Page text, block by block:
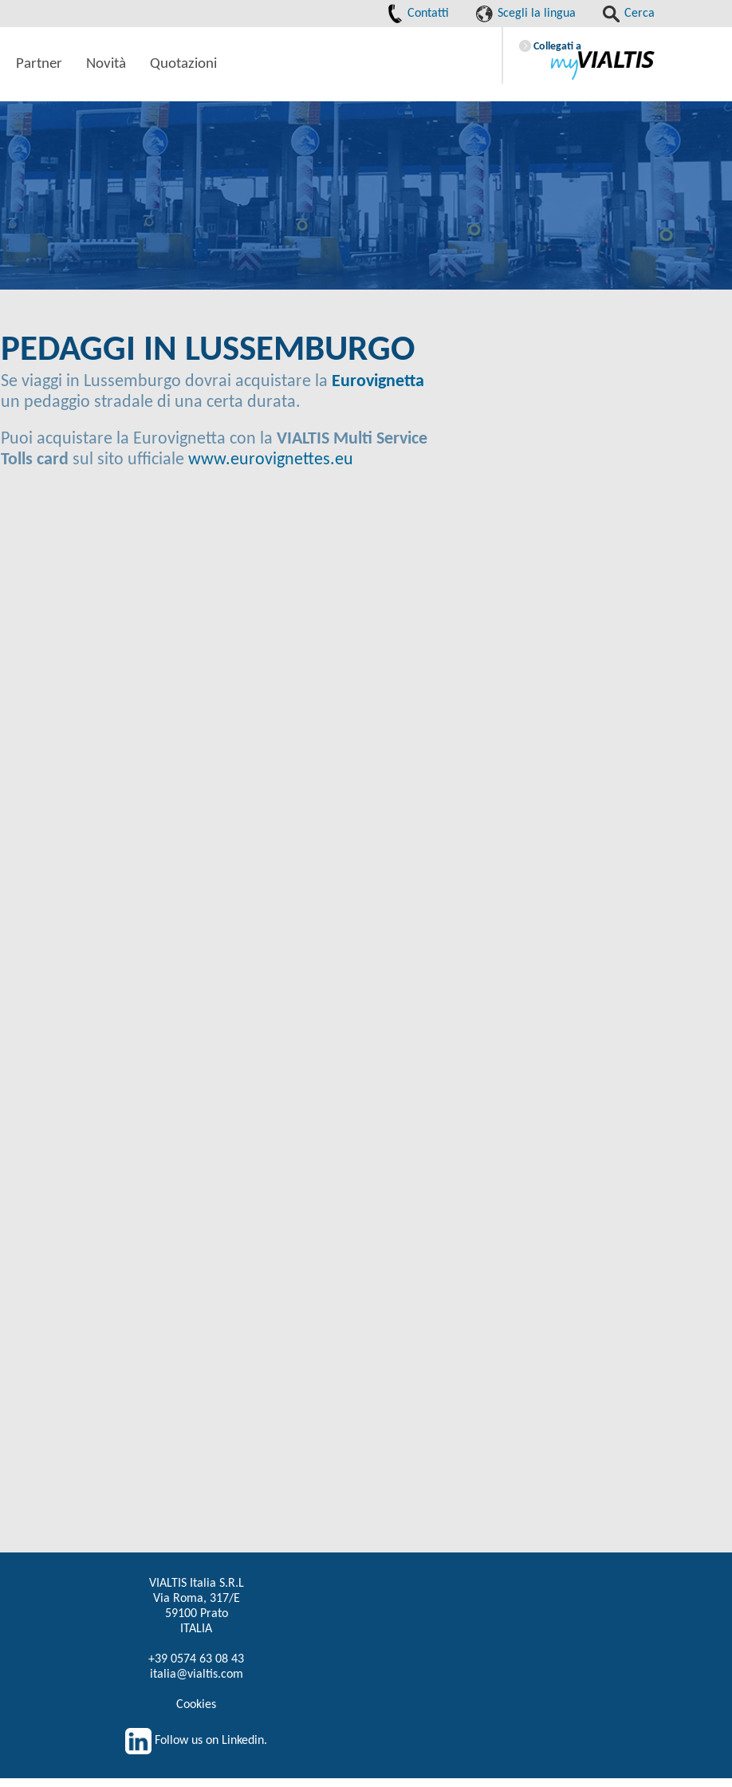
Contatti Scegli la lingua Cerca
Partner Novità Quotazioni
Collegati a
PEDAGGI IN LUSSEMBURGO
Se viaggi in Lussemburgo dovrai acquistare la Eurovignetta
un pedaggio stradale di una certa durata.
Puoi acquistare la Eurovignetta con la VIALTIS Multi Service
Tolls card sul sito ufficiale www.eurovignettes.eu
VIALTIS Italia S.R.L
Via Roma, 317/E
59100 Prato
ITALIA
+39 0574 63 08 43
italia@vialtis.com
Cookies
Follow us on Linkedin.